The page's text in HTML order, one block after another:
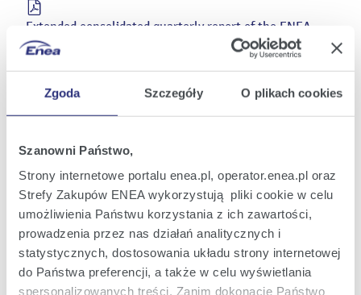
Zgoda Szczegóły O plikach cookies
Szanowni Państwo,
Strony internetowe portalu enea.pl, operator.enea.pl oraz
Strefy Zakupów ENEA wykorzystują pliki cookie w celu
umożliwienia Państwu korzystania z ich zawartości,
prowadzenia przez nas działań analitycznych i
statystycznych, dostosowania układu strony internetowej
do Państwa preferencji, a także w celu wyświetlania
spersonalizowanych treści. Zanim dokonacie Państwo
Extended consolidated quarterly report of the ENEA
Group for the third quarter of 2013
.pdf 0.8 MB
.pdf 7.2 MB
Consolidated financial statement CFS for IH 2013
.pdf 0.4 MB